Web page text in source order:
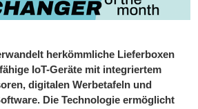
herkömmliche Lieferboxen
IoT-Geräte mit integriertem
digitalen Werbetafeln und
Die Technologie ermöglicht